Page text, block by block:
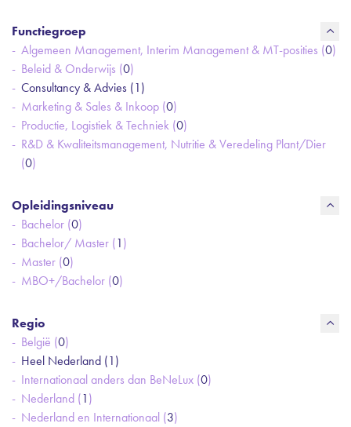
Functiegroep
Algemeen Management, Interim Management & MT-posities (0)
Beleid & Onderwijs (0)
Consultancy & Advies (1)
Marketing & Sales & Inkoop (0)
Productie, Logistiek & Techniek (0)
R&D & Kwaliteitsmanagement, Nutritie & Veredeling Plant/Dier
(0)
Opleidingsniveau
Bachelor (0)
Bachelor/ Master (1)
Master (0)
MBO+/Bachelor (0)
Regio
België (0)
Heel Nederland (1)
Internationaal anders dan BeNeLux (0)
Nederland (1)
Nederland en Internationaal (3)